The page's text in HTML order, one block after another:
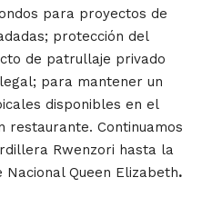
para proyectos de
protección del
de patrullaje privado
para mantener un
disponibles en el
restaurante. Continuamos
Rwenzori hasta la
Nacional Queen Elizabeth.